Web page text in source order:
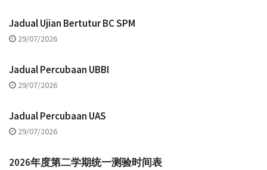
Jadual Ujian Bertutur BC SPM
29/07/2026
Jadual Percubaan UBBI
29/07/2026
Jadual Percubaan UAS
29/07/2026
2026年度第二学期统一测验时间表